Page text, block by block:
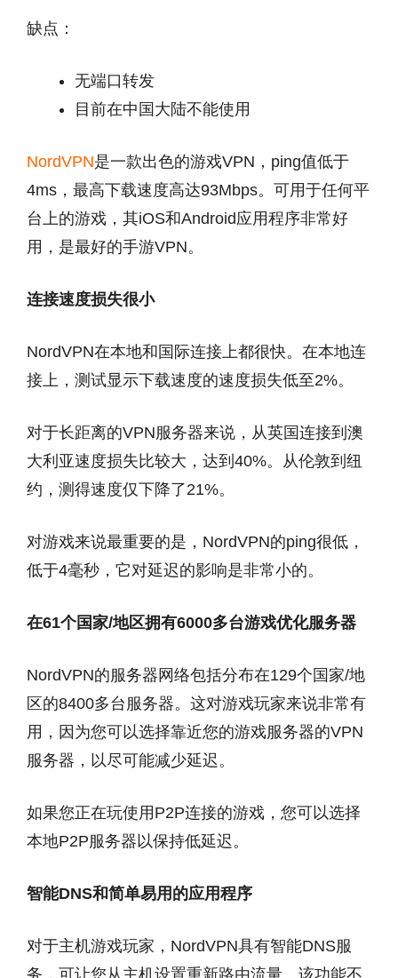
缺点：
无端口转发
目前在中国大陆不能使用
NordVPN是一款出色的游戏VPN，ping值低于
4ms，最高下载速度高达93Mbps。可用于任何平
台上的游戏，其iOS和Android应用程序非常好
用，是最好的手游VPN。
连接速度损失很小
NordVPN在本地和国际连接上都很快。在本地连
接上，测试显示下载速度的速度损失低至2%。
对于长距离的VPN服务器来说，从英国连接到澳
大利亚速度损失比较大，达到40%。从伦敦到纽
约，测得速度仅下降了21%。
对游戏来说最重要的是，NordVPN的ping很低，
低于4毫秒，它对延迟的影响是非常小的。
在61个国家/地区拥有6000多台游戏优化服务器
NordVPN的服务器网络包括分布在129个国家/地
区的8400多台服务器。这对游戏玩家来说非常有
用，因为您可以选择靠近您的游戏服务器的VPN
服务器，以尽可能减少延迟。
如果您正在玩使用P2P连接的游戏，您可以选择
本地P2P服务器以保持低延迟。
智能DNS和简单易用的应用程序
对于主机游戏玩家，NordVPN具有智能DNS服
务，可让您从主机设置重新路由流量。该功能不